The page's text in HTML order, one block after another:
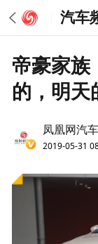
汽车
帝豪家族
的，明天
凤凰网汽车
2019-05-31